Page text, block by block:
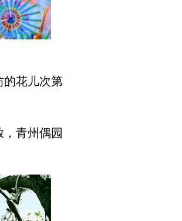
花儿次第
青州偶园